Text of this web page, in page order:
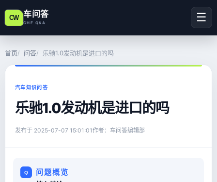
CW 车问答
CHE Q&A ☰
首页 问答 乐驰1.0发动机是进口的吗
汽车知识问答
乐驰1.0发动机是进口的吗
发布于 2025-07-07 15:01:01作者：车问答编辑部
问题概览